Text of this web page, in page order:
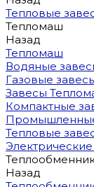
Тепловые
Тепломаш
Назад
Тепломаш
Водяные
Газовые
Завесы
Компактные
Промышленные
Тепловые
Назад